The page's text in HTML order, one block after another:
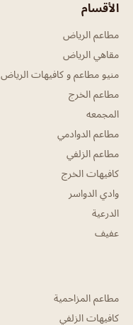
الأقسام
مطاعم الرياض
مقاهي الرياض
منيو مطاعم و كافيهات الرياض
مطاعم الخرج
المجمعه
مطاعم الدوادمي
مطاعم الزلفي
كافيهات الخرج
وادي الدواسر
الدرعية
عفيف
مطاعم المزاحمية
كافيهات الزلفي